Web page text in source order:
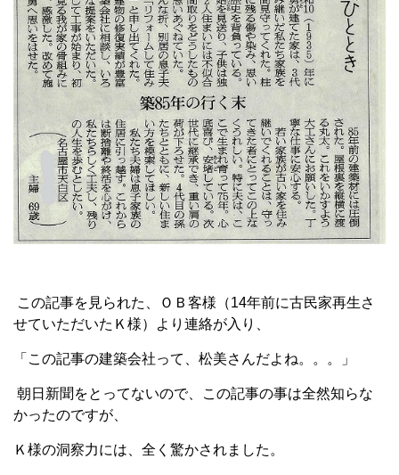
この記事を見られた、ＯＢ客様（14年前に古民家再生さ
せていただいたＫ様）より連絡が入り、
「この記事の建築会社って、松美さんだよね。。。」
朝日新聞をとってないので、この記事の事は全然知らな
かったのですが、
Ｋ様の洞察力には、全く驚かされました。